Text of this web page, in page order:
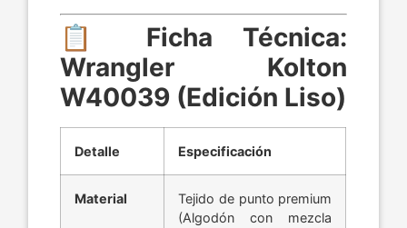
📋 Ficha Técnica:
Wrangler Kolton
W40039 (Edición Liso)
Detalle Especificación
Material
Tejido de punto premium
(Algodón con mezcla